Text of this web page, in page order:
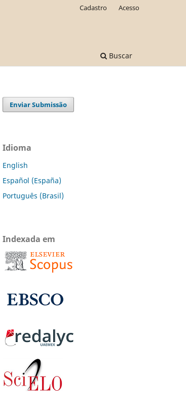
Buscar
Cadastro Acesso
Enviar Submissão
Idioma
English
Español (España)
Português (Brasil)
Indexada em